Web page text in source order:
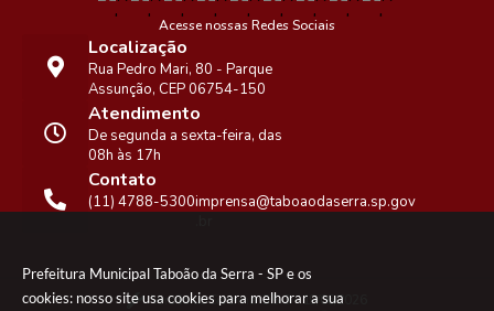
Prefeitura Municipal Taboão da Serra - SP e os
cookies: nosso site usa cookies para melhorar a sua
Acesse nossas Redes Sociais
Localização
Rua Pedro Mari, 80 - Parque
Assunção, CEP 06754-150
Contato
(11) 4788-5300imprensa@taboaodaserra.sp.gov
Atendimento
De segunda a sexta-feira, das
08h às 17h
Versão do Sistema:3.5.3 - 19/06/2026